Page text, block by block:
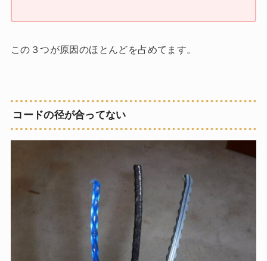
この３つが原因のほとんどを占めてます。
コードの径が合ってない